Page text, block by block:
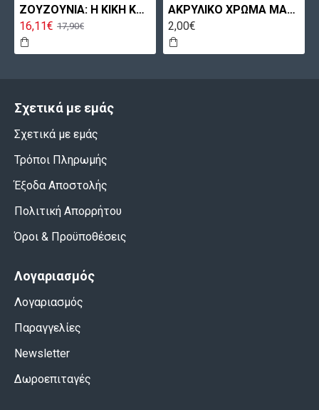
ΖΟΥΖΟΥΝΙΑ: Η ΚΙΚΗ ΚΑΙ Η ΚΟΚΟ ΚΑΙ ΑΛΛΑ ΤΡΑΓΟΥΔΙΑ
16,11€ 17,90€
ΑΚΡΥΛΙΚΟ ΧΡΩΜΑ MA049 60ML ΠΕΤΡΟΛ ΑΝΟΙΧΤΟ MAXICOLOR
2,00€
Σχετικά με εμάς
Σχετικά με εμάς
Τρόποι Πληρωμής
Έξοδα Αποστολής
Πολιτική Απορρήτου
Όροι & Προϋποθέσεις
Λογαριασμός
Λογαριασμός
Παραγγελίες
Newsletter
Δωροεπιταγές